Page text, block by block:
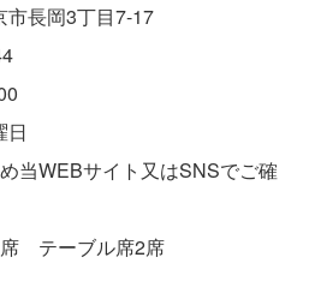
市長岡3丁目7-17
日
当WEBサイト又はSNSでご確
席 テーブル席2席